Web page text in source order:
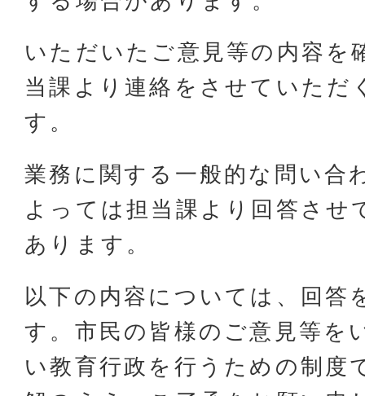
いただいたご意見等の内容を
当課より連絡をさせていただ
す。
業務に関する一般的な問い合
よっては担当課より回答させ
あります。
以下の内容については、回答
す。市民の皆様のご意見等を
い教育行政を行うための制度